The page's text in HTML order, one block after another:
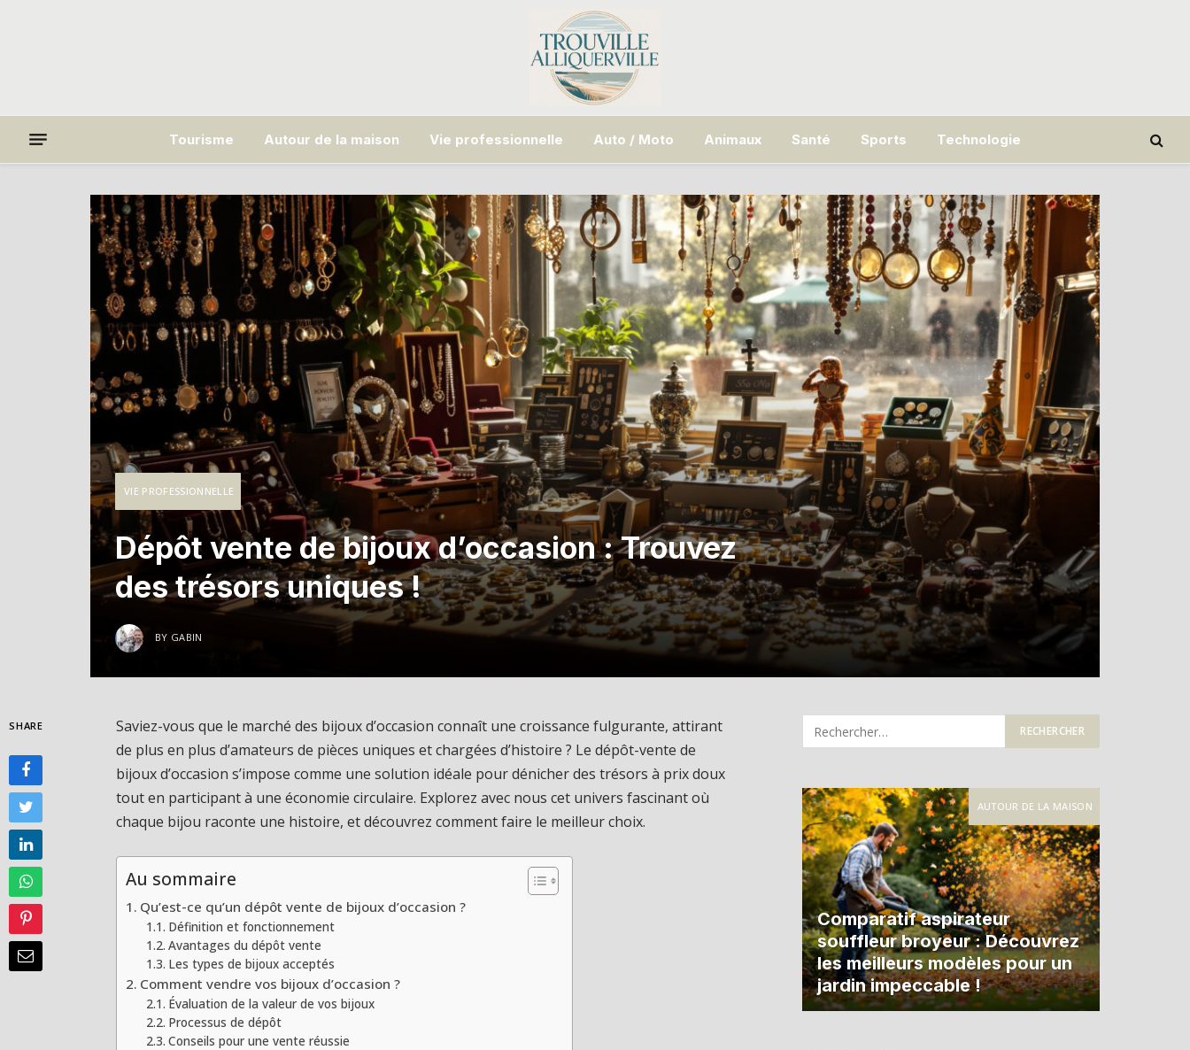
Tourisme Autour de la maison Vie professionnelle Auto / Moto Animaux Santé Sports Technologie
VIE PROFESSIONNELLE
Dépôt vente de bijoux d’occasion : Trouvez
des trésors uniques !
BY GABIN
SHARE
Saviez-vous que le marché des bijoux d’occasion connaît une croissance fulgurante, attirant
de plus en plus d’amateurs de pièces uniques et chargées d’histoire ? Le dépôt-vente de
bijoux d’occasion s’impose comme une solution idéale pour dénicher des trésors à prix doux
tout en participant à une économie circulaire. Explorez avec nous cet univers fascinant où
chaque bijou raconte une histoire, et découvrez comment faire le meilleur choix.
Au sommaire
Qu’est-ce qu’un dépôt vente de bijoux d’occasion ?
Définition et fonctionnement
Avantages du dépôt vente
Les types de bijoux acceptés
Comment vendre vos bijoux d’occasion ?
Évaluation de la valeur de vos bijoux
Processus de dépôt
Conseils pour une vente réussie
AUTOUR DE LA MAISON
Comparatif aspirateur
souffleur broyeur : Découvrez
les meilleurs modèles pour un
jardin impeccable !